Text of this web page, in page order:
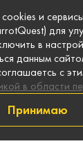
на
доступа к
и
для
без
информации
и
для
в
данным
с
в области
Принимаю